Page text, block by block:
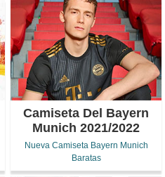
Camiseta Del Bayern
Munich 2021/2022
Nueva Camiseta Bayern Munich
Baratas